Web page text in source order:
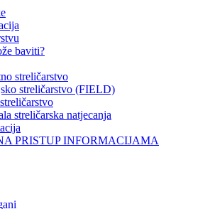
baviti?
streličarstvo
streličarstvo (FIELD)
streličarska natjecanja
PRISTUP INFORMACIJAMA